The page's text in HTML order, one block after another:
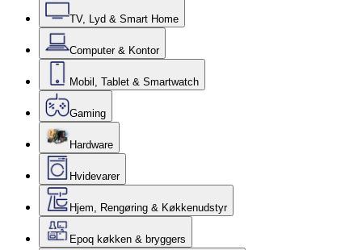
TV, Lyd & Smart Home
Computer & Kontor
Mobil, Tablet & Smartwatch
Gaming
Hardware
Hvidevarer
Hjem, Rengøring & Køkkenudstyr
Epoq køkken & bryggers